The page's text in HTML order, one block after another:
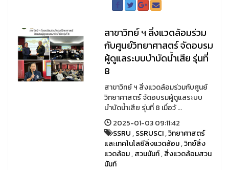
สาขาวิทย์ ฯ สิ่งแวดล้อมร่วม
กับศูนย์วิทยาศาสตร์ จัดอบรม
ผู้ดูแลระบบบำบัดน้ำเสีย รุ่นที่
8
สาขาวิทย์ ฯ สิ่งแวดล้อมร่วมกับศูนย์
วิทยาศาสตร์ จัดอบรมผู้ดูแลระบบ
บำบัดน้ำเสีย รุ่นที่ 8 เมื่อวั ...
2025-01-03 09:11:42
SSRU,SSRUSCI,วิทยาศาสตร์
และเทคโนโลยีสิ่งแวดล้อม,วิทย์สิ่ง
แวดล้อม,สวนนันท์,สิ่งแวดล้อมสวน
นันท์